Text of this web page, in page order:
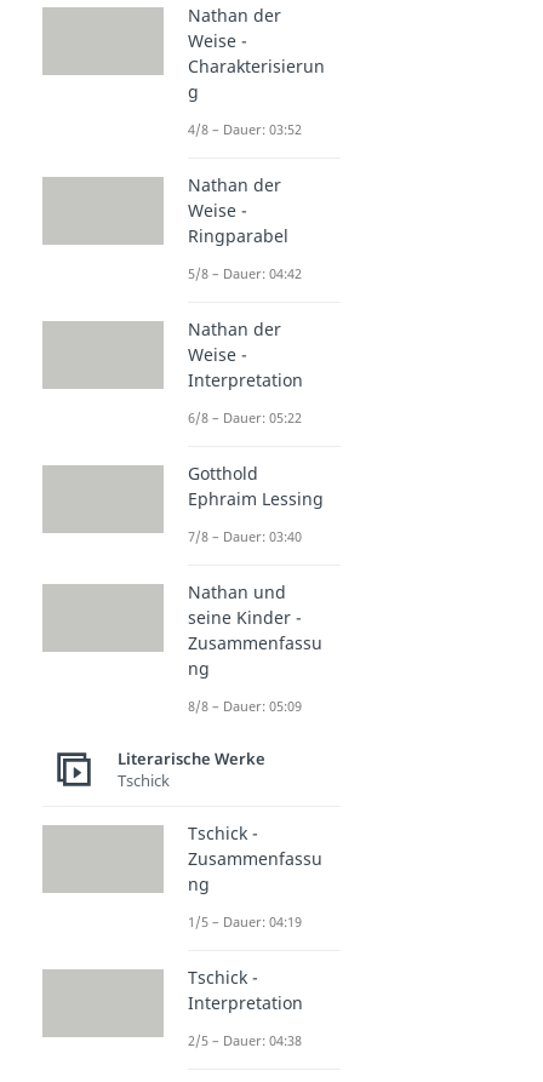
Nathan der
Weise -
Charakterisierun
g
4/8 – Dauer: 03:52
Nathan der
Weise -
Ringparabel
5/8 – Dauer: 04:42
Nathan der
Weise -
Interpretation
6/8 – Dauer: 05:22
Gotthold
Ephraim Lessing
7/8 – Dauer: 03:40
Nathan und
seine Kinder -
Zusammenfassu
ng
8/8 – Dauer: 05:09
Literarische Werke
Tschick
Tschick -
Zusammenfassu
ng
1/5 – Dauer: 04:19
Tschick -
Interpretation
2/5 – Dauer: 04:38